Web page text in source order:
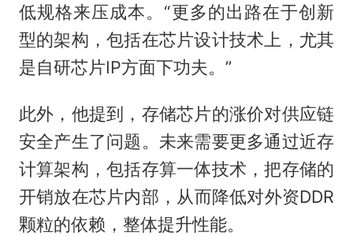
低规格来压成本。“更多的出路在于创新
型的架构，包括在芯片设计技术上，尤其
是自研芯片IP方面下功夫。”
此外，他提到，存储芯片的涨价对供应链
安全产生了问题。未来需要更多通过近存
计算架构，包括存算一体技术，把存储的
开销放在芯片内部，从而降低对外资DDR
颗粒的依赖，整体提升性能。